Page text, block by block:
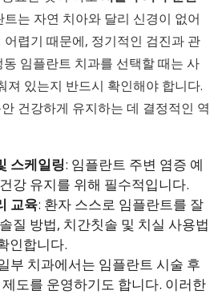
트는 자연 치아와 달리 신경이 없어
렵기 때문에, 정기적인 검진과 관
임플란트 치과를 선택할 때는 사
져 있는지 반드시 확인해야 합니다.
건강하게 유지하는 데 결정적인 역
스케일링: 임플란트 주변 염증 예
강 유지를 위해 필수적입니다.
교육: 환자 스스로 임플란트를 잘
질 방법, 치간칫솔 및 치실 사용법
인합니다.
부 치과에서는 임플란트 시술 후
도를 운영하기도 합니다. 이러한